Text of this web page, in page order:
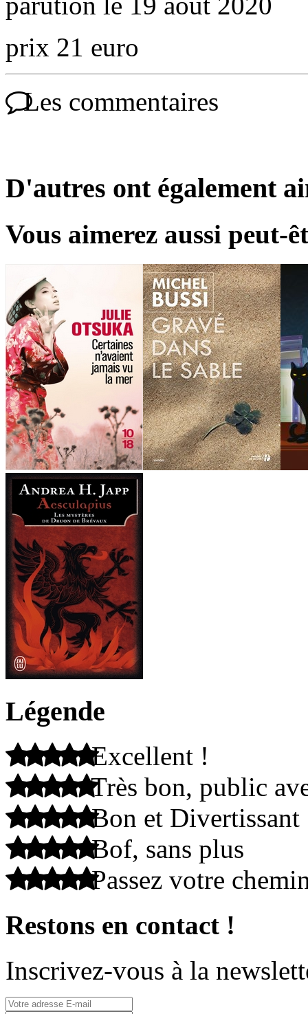
prix 21 euro
Les commentaires
D'autres ont également
Vous aimerez aussi peut-
Légende
Excellent !
Très bon, public
Bon et Divertissant
Bof, sans plus
Passez votre
Restons en contact !
Inscrivez-vous à la